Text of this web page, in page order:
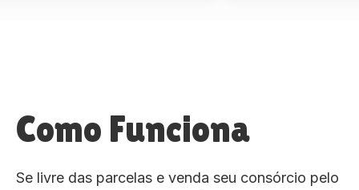
Como Funciona
Se livre das parcelas e venda seu consórcio pelo